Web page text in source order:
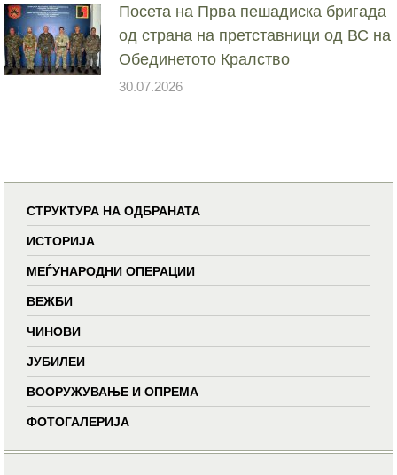
Посета на Прва пешадиска бригада
од страна на претставници од ВС на
Обединетото Кралство
30.07.2026
СТРУКТУРА НА ОДБРАНАТА
ИСТОРИЈА
МЕЃУНАРОДНИ ОПЕРАЦИИ
ВЕЖБИ
ЧИНОВИ
ЈУБИЛЕИ
ВООРУЖУВАЊЕ И ОПРЕМА
ФОТОГАЛЕРИЈА